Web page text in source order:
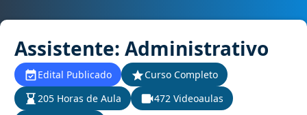
Assistente: Administrativo
Edital Publicado
Curso Completo
205 Horas de Aula
472 Videoaulas